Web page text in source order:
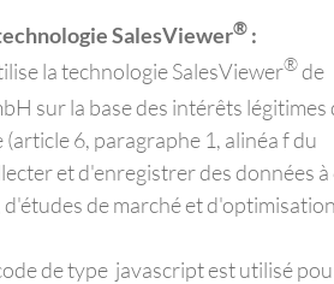
SalesViewer® :
la technologie SalesViewer®de
sur la base des intérêts légitimes
6, paragraphe 1, alinéa f du
et d'enregistrer des données à
de marché et
de type javascript est utilisé